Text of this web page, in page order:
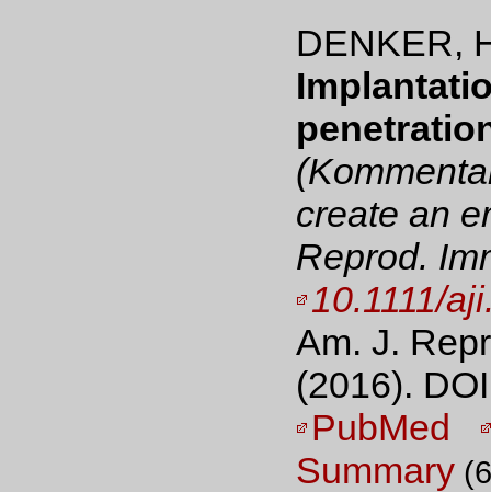
DENKER,
create an
Reprod.
10.1111/
Am. J.
(2016).
PubMed
Summary